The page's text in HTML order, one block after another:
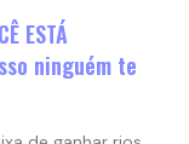
ESTÁ
ninguém te